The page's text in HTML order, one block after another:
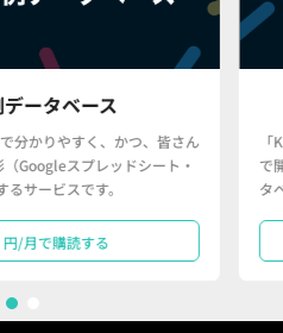
ータベース
分かりやすく、かつ、皆さん
Googleスプレッドシート・
サービスです。
円/月で購読する
で
タ